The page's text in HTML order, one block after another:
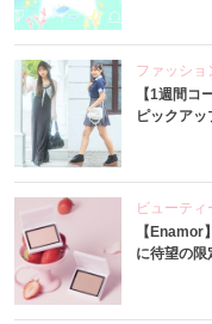
ファッショ
【1週間
ピックア
ビューティ
【
に待望の限